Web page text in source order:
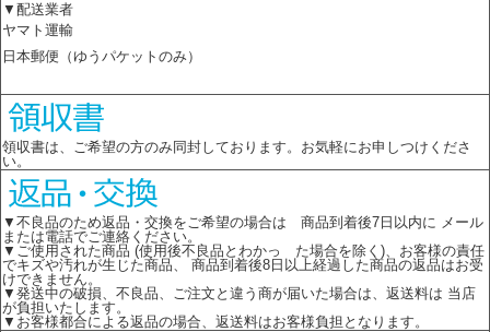
▼配送業者
ヤマト運輸
日本郵便（ゆうパケットのみ）
領収書は、ご希望の方のみ同封しております。お気軽にお申しつけくださ
い。
▼不良品のため返品・交換をご希望の場合は 商品到着後7日以内に メール
または電話でご連絡ください。
▼ご使用された商品 (使用後不良品とわかっ た場合を除く)、お客様の責任
でキズや汚れが生じた商品、 商品到着後8日以上経過した商品の返品はお受
けできません。
▼発送中の破損、不良品、ご注文と違う商が届いた場合は、返送料は 当店
が負担いたします。
▼お客様都合による返品の場合、返送料はお客様負担となります。